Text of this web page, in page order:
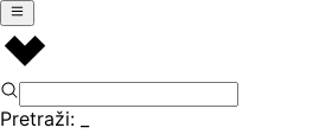
Pretraži: